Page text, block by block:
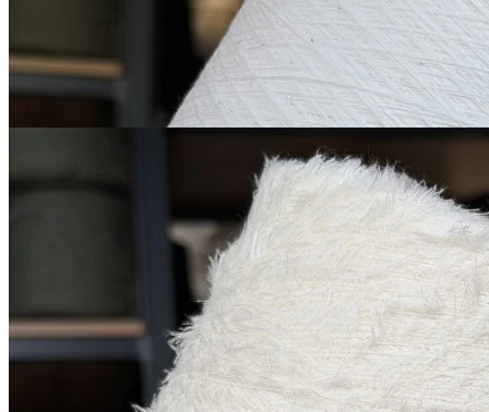
за 100 г
Купить
CashCotton
кашемир 15%, хлопок 85%
480 м/100 г белый молочный
900₽
за 100 г
Купить